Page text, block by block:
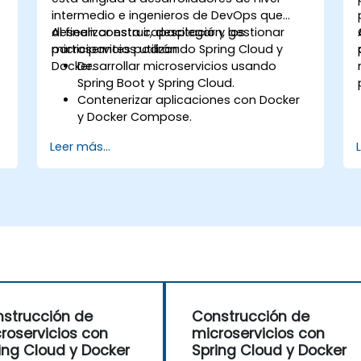
intermedio e ingenieros de DevOps que
deseen construir, desplegar y gestionar
microservicios utilizando Spring Cloud y
Docker.
Al finalizar esta capacitación, los
participantes podrán:
Desarrollar microservicios usando
Spring Boot y Spring Cloud.
Contenerizar aplicaciones con Docker
y Docker Compose.
servicios, pasarelas de API y
comunicación entre servicios.
Leer más...
de
con
Cloud y Docker
Construcción de
microservicios con
Spring Cloud y Docker